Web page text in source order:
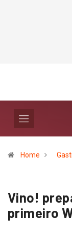
Nichele completa
Home
Vino!
primeiro